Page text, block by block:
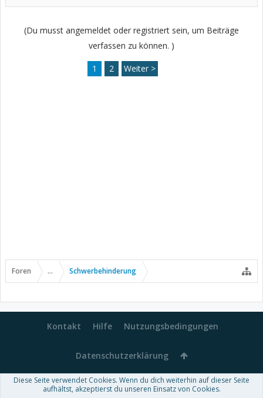
(Du musst angemeldet oder registriert sein, um Beiträge
verfassen zu können. )
1 2 Weiter >
Foren ... Schwerbehinderung
Kontakt Hilfe Nutzungsbedingungen
Datenschutzerklärung
Forum software by XenForo™-Deutsch von xenDach
Diese Seite verwendet Cookies. Wenn du dich weiterhin auf dieser Seite
aufhältst, akzeptierst du unseren Einsatz von Cookies.